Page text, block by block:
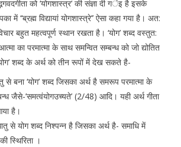
को ‘योगशास्त्र‘ की संज्ञा दी गर्इ है इसके
में ‘‘ब्रह्म विद्यायां योगशास्त्रे’’ ऐसा कहा गया है। अत:
विचार बहुत महत्वपूर्ण स्थान रखता है। ‘योग’ शब्द वस्तुत:
का परमात्मा के साथ समन्वित सम्बन्ध को जो द्योतित
शब्द के अर्थ को तीन रूपों में देख सकते है-
से बना ‘योग’ शब्द जिसका अर्थ है समरूप परमात्मा के
जैसे-’समत्वंयोगउच्यते’ (2/48) आदि। यही अर्थ गीता
है।
धातु से योग शब्द निश्पन्न है जिसका अर्थ है- समाधि में
स्थिरिता ।